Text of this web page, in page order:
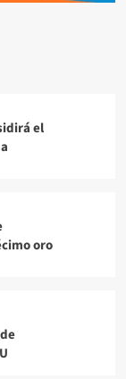
el
oro